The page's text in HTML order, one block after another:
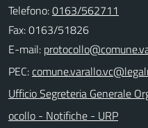
Telefono:0163/562711
Fax: 0163/51826
E-mail:
PEC:
Ufficio Segreteria Generale
ocollo - Notifiche - URP